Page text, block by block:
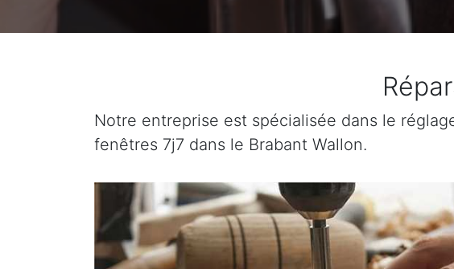
Notre entreprise est spécialisée dans le
fenêtres 7j7 dans le Brabant Wallon.